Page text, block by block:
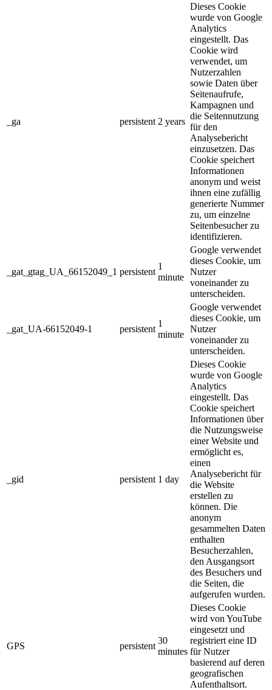
_ga persistent 2 years
Dieses Cookie
wurde von Google
Analytics
eingestellt. Das
Cookie wird
verwendet, um
Nutzerzahlen
sowie Daten über
Seitenaufrufe,
Kampagnen und
die Seitennutzung
für den
Analysebericht
einzusetzen. Das
Cookie speichert
Informationen
anonym und weist
ihnen eine zufällig
generierte Nummer
zu, um einzelne
Seitenbesucher zu
identifizieren.
_gat_gtag_UA_66152049_1 persistent
1
minute
Google verwendet
dieses Cookie, um
Nutzer
voneinander zu
unterscheiden.
_gat_UA-66152049-1 persistent
1
minute
Google verwendet
dieses Cookie, um
Nutzer
voneinander zu
unterscheiden.
_gid persistent 1 day
Dieses Cookie
wurde von Google
Analytics
eingestellt. Das
Cookie speichert
Informationen über
die Nutzungsweise
einer Website und
ermöglicht es,
einen
Analysebericht für
die Website
erstellen zu
können. Die
anonym
gesammelten Daten
enthalten
Besucherzahlen,
den Ausgangsort
des Besuchers und
die Seiten, die
aufgerufen wurden.
GPS persistent
30
minutes
Dieses Cookie
wird von YouTube
eingesetzt und
registriert eine ID
für Nutzer
basierend auf deren
geografischen
Aufenthaltsort.